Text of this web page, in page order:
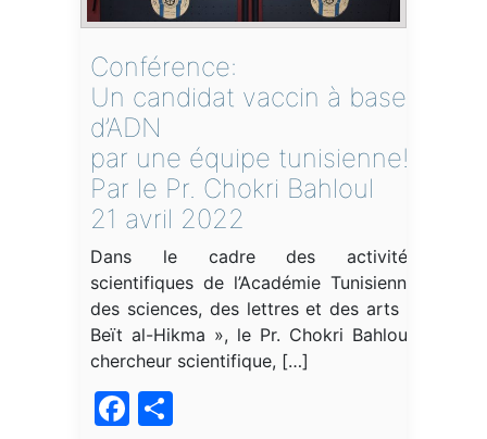
Conférence:
Un candidat vaccin à base
d’ADN
par une équipe tunisienne!
Par le Pr. Chokri Bahloul
21 avril 2022
Dans le cadre des activités
scientifiques de l’Académie Tunisienne
des sciences, des lettres et des arts «
Beït al-Hikma », le Pr. Chokri Bahloul,
chercheur scientifique, […]
Facebook